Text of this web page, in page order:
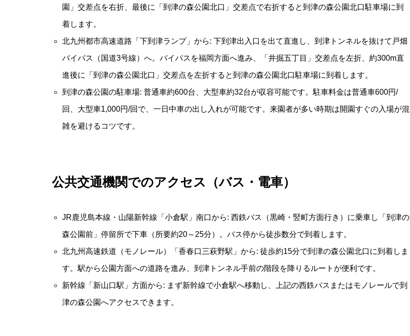
園」交差点を右折、最後に「到津の森公園北口」交差点で右折すると到津の森公園北口駐車場に到
着します。
北九州都市高速道路「下到津ランプ」から: 下到津出入口を出て直進し、到津トンネルを抜けて戸畑
バイパス（国道3号線）へ。バイパスを福岡方面へ進み、「井掘五丁目」交差点を左折、約300m直
進後に「到津の森公園北口」交差点を左折すると到津の森公園北口駐車場に到着します。
到津の森公園の駐車場: 普通車約600台、大型車約32台が収容可能です。駐車料金は普通車600円/
回、大型車1,000円/回で、一日中車の出し入れが可能です。来園者が多い時期は開園すぐの入場が混
雑を避けるコツです。
公共交通機関でのアクセス（バス・電車）
JR鹿児島本線・山陽新幹線「小倉駅」南口から: 西鉄バス（黒崎・竪町方面行き）に乗車し「到津の
森公園前」停留所で下車（所要約20～25分）。バス停から徒歩数分で到着します。
北九州高速鉄道（モノレール）「香春口三萩野駅」から: 徒歩約15分で到津の森公園北口に到着しま
す。駅から公園方面への道路を進み、到津トンネル手前の階段を降りるルートが便利です。
新幹線「新山口駅」方面から: まず新幹線で小倉駅へ移動し、上記の西鉄バスまたはモノレールで到
津の森公園へアクセスできます。